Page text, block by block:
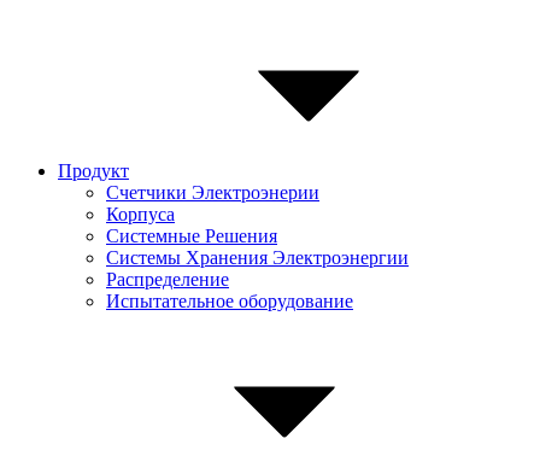
Продукт
Счетчики Электроэнерии
Корпуса
Системные Pешения
Системы Хранения Электроэнергии
Распределение
Испытательное оборудование